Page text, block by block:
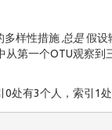
多样性措施 总是假设
第一个OTU观察到
处有3个人，索引1处